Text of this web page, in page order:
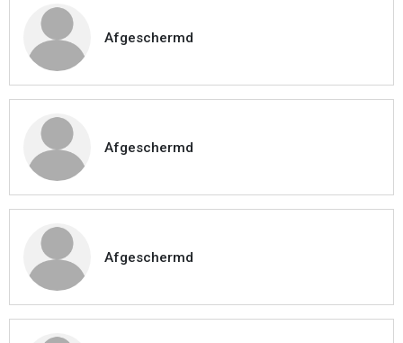
Afgeschermd
Afgeschermd
Afgeschermd